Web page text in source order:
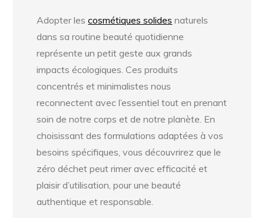
Adopter lescosmétiques solides naturels
dans sa routine beauté quotidienne
représente un petit geste aux grands
impacts écologiques. Ces produits
concentrés et minimalistes nous
reconnectent avec l’essentiel tout en prenant
soin de notre corps et de notre planète. En
choisissant des formulations adaptées à vos
besoins spécifiques, vous découvrirez que le
zéro déchet peut rimer avec efficacité et
plaisir d’utilisation, pour une beauté
authentique et responsable.